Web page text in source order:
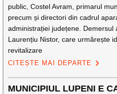
public, Costel Avram, primarul
precum și directori din cadrul
administrației județene. Demersul
Laurențiu Nistor, care urmărește
revitalizare
CITEȘTE MAI DEPARTE
MUNICIPIUL LUPENI E